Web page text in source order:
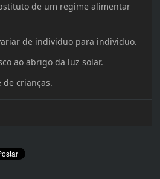
de um regime alimentar
de individuo para individuo.
ao abrigo da luz solar.
de crianças.